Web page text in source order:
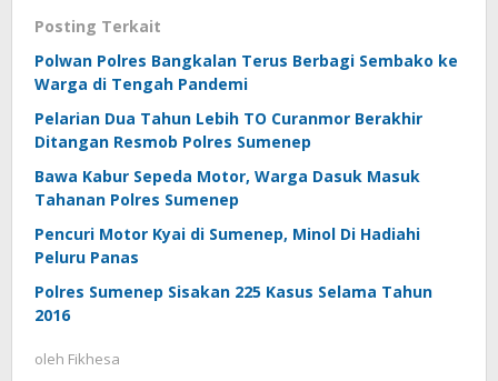
Posting Terkait
Polwan Polres Bangkalan Terus Berbagi Sembako ke
Warga di Tengah Pandemi
Pelarian Dua Tahun Lebih TO Curanmor Berakhir
Ditangan Resmob Polres Sumenep
Bawa Kabur Sepeda Motor, Warga Dasuk Masuk
Tahanan Polres Sumenep
Pencuri Motor Kyai di Sumenep, Minol Di Hadiahi
Peluru Panas
Polres Sumenep Sisakan 225 Kasus Selama Tahun
2016
oleh Fikhesa